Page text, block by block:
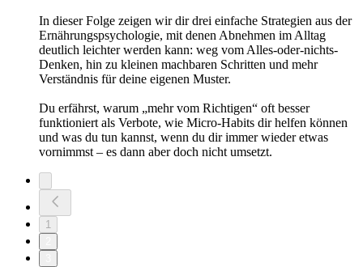
In dieser Folge zeigen wir dir drei einfache Strategien aus der
Ernährungspsychologie, mit denen Abnehmen im Alltag
deutlich leichter werden kann: weg vom Alles-oder-nichts-
Denken, hin zu kleinen machbaren Schritten und mehr
Verständnis für deine eigenen Muster.
Du erfährst, warum „mehr vom Richtigen“ oft besser
funktioniert als Verbote, wie Micro-Habits dir helfen können
und was du tun kannst, wenn du dir immer wieder etwas
vornimmst – es dann aber doch nicht umsetzt.
1